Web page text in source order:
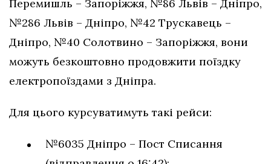
Перемишль – Запоріжжя, №86 Львів – Дніпро,
№286 Львів – Дніпро, №42 Трускавець –
Дніпро, №40 Солотвино – Запоріжжя, вони
можуть безкоштовно продовжити поїздку
електропоїздами з Дніпра.
Для цього курсуватимуть такі рейси:
№6035 Дніпро – Пост Списання